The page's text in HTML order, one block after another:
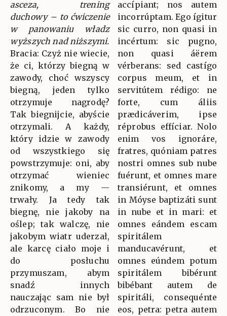
asceza, trening
duchowy – to ćwiczenie
w panowaniu władz
wyższych nad niższymi.
Bracia: Czyż nie wiecie,
że ci, którzy biegną w
zawody, choć wszyscy
biegną, jeden tylko
otrzymuje nagrodę?
Tak biegnijcie, abyście
otrzymali. A każdy,
który idzie w zawody
od wszystkiego się
powstrzymuje: oni, aby
otrzymać wieniec
znikomy, a my —
trwały. Ja tedy tak
biegnę, nie jakoby na
oślep; tak walczę, nie
jakobym wiatr uderzał,
ale karcę ciało moje i
do posłuchu
przymuszam, abym
snadź innych
nauczając sam nie był
odrzuconym. Bo nie
accípiant; nos autem
incorrúptam. Ego ígitur
sic curro, non quasi in
incértum: sic pugno,
non quasi áërem
vérberans: sed castígo
corpus meum, et in
servitútem rédigo: ne
forte, cum áliis
prædicáverim, ipse
réprobus effíciar. Nolo
enim vos ignoráre,
fratres, quóniam patres
nostri omnes sub nube
fuérunt, et omnes mare
transiérunt, et omnes
in Móyse baptizáti sunt
in nube et in mari: et
omnes eándem escam
spiritálem
manducavérunt, et
omnes eúndem potum
spiritálem bibérunt
bibébant autem de
spiritáli, consequénte
eos, petra: petra autem